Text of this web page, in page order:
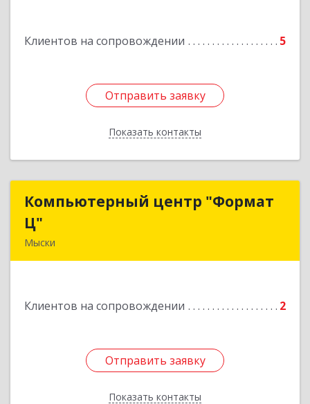
Клиентов на сопровождении 5
Отправить заявку
Показать контакты
Отправить заявку
Назад
Компьютерный центр "Формат
Ц"
Мыски
Клиентов на сопровождении 2
Отправить заявку
Показать контакты
Компьютерный центр "Формат
Подробнее
Отправить заявку
Назад